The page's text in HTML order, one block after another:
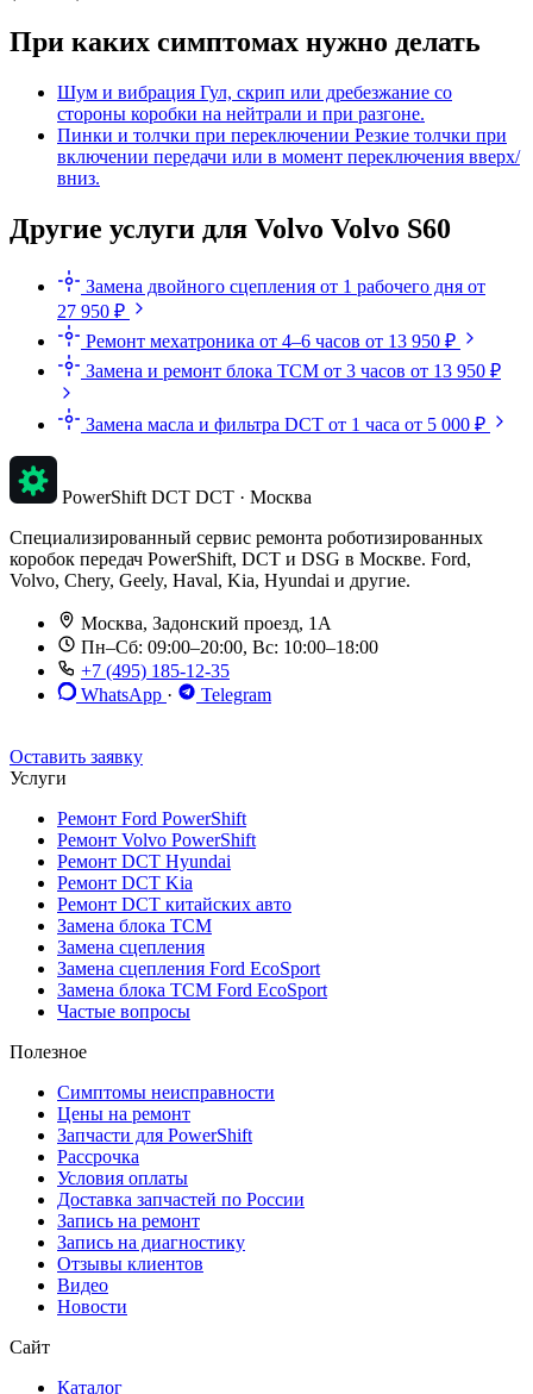
При каких симптомах нужно делать
Шум и вибрация Гул, скрип или дребезжание со
стороны коробки на нейтрали и при разгоне.
Пинки и толчки при переключении Резкие толчки при
включении передачи или в момент переключения вверх/
вниз.
Другие услуги для Volvo Volvo S60
Замена двойного сцепления от 1 рабочего дня от
27 950 ₽
Ремонт мехатроника от 4–6 часов от 13 950 ₽
Замена и ремонт блока TCM от 3 часов от 13 950 ₽
Замена масла и фильтра DCT от 1 часа от 5 000 ₽
PowerShift DCT DCT · Москва
Специализированный сервис ремонта роботизированных
коробок передач PowerShift, DCT и DSG в Москве. Ford,
Volvo, Chery, Geely, Haval, Kia, Hyundai и другие.
Москва, Задонский проезд, 1А
Пн–Сб: 09:00–20:00, Вс: 10:00–18:00
+7 (495) 185-12-35
WhatsApp ·
Telegram
Оставить заявку
Услуги
Ремонт Ford PowerShift
Ремонт Volvo PowerShift
Ремонт DCT Hyundai
Ремонт DCT Kia
Ремонт DCT китайских авто
Замена блока TCM
Замена сцепления
Замена сцепления Ford EcoSport
Замена блока TCM Ford EcoSport
Частые вопросы
Полезное
Симптомы неисправности
Цены на ремонт
Запчасти для PowerShift
Рассрочка
Условия оплаты
Доставка запчастей по России
Запись на ремонт
Запись на диагностику
Отзывы клиентов
Видео
Новости
Сайт
Каталог